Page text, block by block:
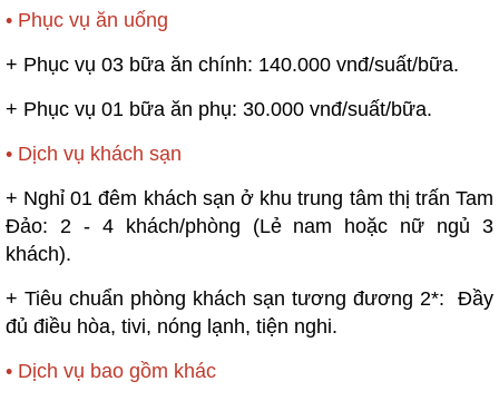
• Phục vụ ăn uống
+ Phục vụ 03 bữa ăn chính: 140.000 vnđ/suất/bữa.
+ Phục vụ 01 bữa ăn phụ: 30.000 vnđ/suất/bữa.
• Dịch vụ khách sạn
+ Nghỉ 01 đêm khách sạn ở khu trung tâm thị trấn Tam
Đảo: 2 - 4 khách/phòng (Lẻ nam hoặc nữ ngủ 3
khách).
+ Tiêu chuẩn phòng khách sạn tương đương 2*: Đầy
đủ điều hòa, tivi, nóng lạnh, tiện nghi.
• Dịch vụ bao gồm khác